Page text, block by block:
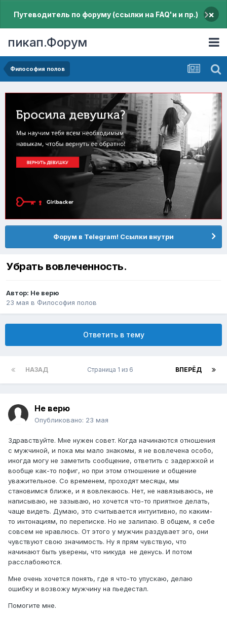
Путеводитель по форуму (ссылки на FAQ'и и пр.) ×
пикап.Форум
Философия полов
Форум в Telegram! Ссылки внутри
Убрать вовлеченность.
Автор: Не верю
23 мая в Философия полов
Ответить в тему
НАЗАД ВПЕРЁД
Страница 1 из 6
Не верю
Опубликовано: 23 мая
Здравствуйте. Мне нужен совет. Когда начинаются отношения
с мужчиной, и пока мы мало знакомы, я не вовлечена особо,
иногда могу не заметить сообщение, ответить с задержкой и
вообще как-то пофиг, но при этом отношение и общение
уважительное. Со временем, проходят месяцы, мы
становимся ближе, и я вовлекаюсь. Нет, не навязываюсь, не
написываю, не зазываю, но хочется что-то приятное делать,
чаще видеть. Думаю, это считывается интуитивно, по каким-
то интонациям, по переписке. Но не залипаю. В общем, я себе
совсем не нравлюсь. От этого у мужчин раздувает эго, они
чувствуют свою значимость. Ну я прям чувствую, что
начинают быть уверены, что никуда не денусь. И потом
расслабояются.
Мне очень хочется понять, где я что-то упускаю, делаю
ошибку и возвожу мужчину на пьедестал.
Помогите мне.